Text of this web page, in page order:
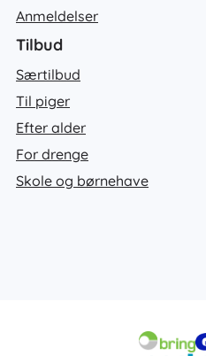
Anmeldelser
Tilbud
Særtilbud
Til piger
Efter alder
For drenge
Skole og børnehave